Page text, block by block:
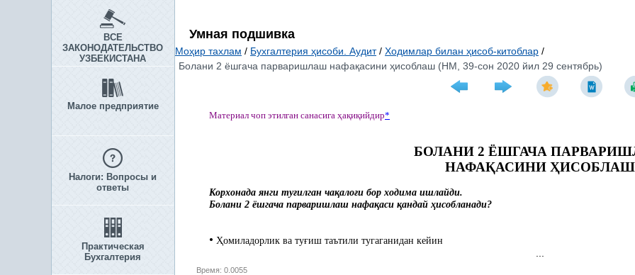
ВСЕ
ЗАКОНОДАТЕЛЬСТВО
УЗБЕКИСТАНА
Малое предприятие
Налоги: Вопросы и
ответы
Практическая
Бухгалтерия
Умная подшивка
Моҳир тахлам / Бухгалтерия ҳисоби. Аудит / Ходимлар билан ҳисоб-китоблар /
Болани 2 ёшгача парваришлаш нафақасини ҳисоблаш (НМ, 39-сон 2020 йил 29 сентябрь)
Материал чоп этилган санасига ҳақиқийдир*
БОЛАНИ 2 ЁШГАЧА
НАФАҚАСИНИ ҲИСОБЛАШ
Корхонада янги туғилган чақалоғи бор ходима ишлайди.
Болани 2 ёшгача парваришлаш нафақаси қандай ҳисобланади?
• Ҳомиладорлик ва туғиш таътили тугаганидан кейин
Время: 0.0055